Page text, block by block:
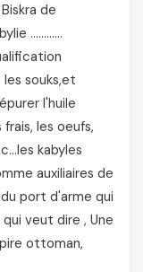
de
…………
souks,et
l'huile
les oeufs,
kabyles
auxiliaires de
port d'arme qui
veut dire , Une
ottoman,